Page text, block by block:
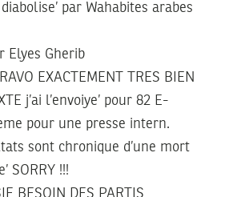
diabolise’ par Wahabites arabes
Elyes Gherib
EXACTEMENT TRES BIEN
j’ai l’envoiye’ pour 82 E-
pour une presse intern.
sont chronique d’une mort
SORRY !!!
BESOIN DES PARTIS